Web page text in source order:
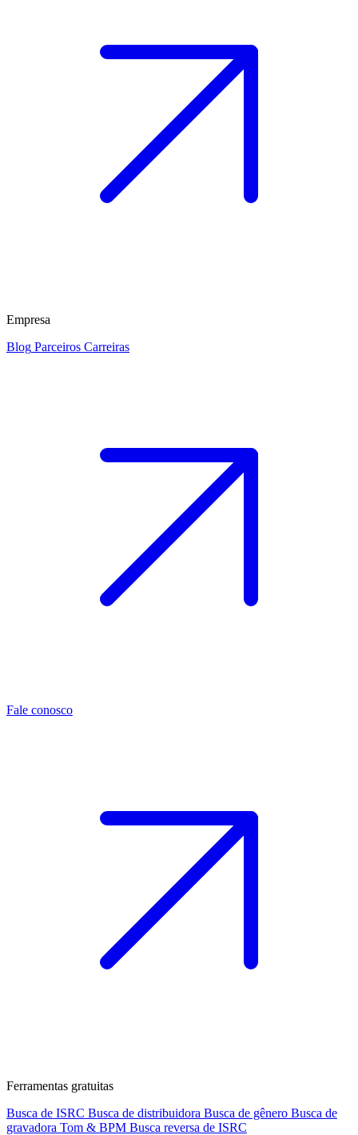
Empresa
Blog Parceiros Carreiras
Fale conosco
Ferramentas gratuitas
Busca de ISRC Busca de distribuidora Busca de gênero Busca de
gravadora Tom & BPM Busca reversa de ISRC